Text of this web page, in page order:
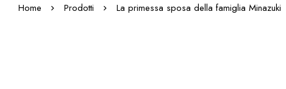
Home Prodotti La primessa sposa della famiglia Minazuki